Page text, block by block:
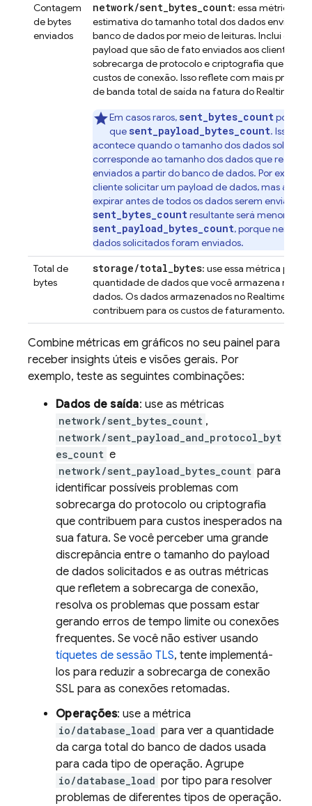
Contagem
de bytes
enviados
network/sent_bytes_count: essa métrica
estimativa do tamanho total dos dados enviados
banco de dados por meio de leituras. Inclui os
payload que são de fato enviados aos clientes,
sobrecarga de protocolo e criptografia que
custos de conexão. Isso reflete com mais
de banda total de saída na fatura doRealtime
Em casos raros, sent_bytes_countpode
que sent_payload_bytes_count. Isso
acontece quando o tamanho dos dados
corresponde ao tamanho dos dados que
enviados a partir do banco de dados. Por
cliente solicitar um payload de dados, mas a
expirar antes de todos os dados serem enviados,
sent_bytes_countresultante será menor que
sent_payload_bytes_count, porque nem
dados solicitados foram enviados.
Total de
bytes
storage/total_bytes: use essa métrica para
quantidade de dados que você armazena no
dados. Os dados armazenados noRealtime
contribuem para os custos de faturamento.
Combine métricas em gráficos no seu painel para
receber insights úteis e visões gerais. Por
exemplo, teste as seguintes combinações:
Dados de saída: use as métricas
network/sent_bytes_count ,
network/sent_payload_and_protocol_byt
es_count e
network/sent_payload_bytes_count para
identificar possíveis problemas com
sobrecarga do protocolo ou criptografia
que contribuem para custos inesperados na
sua fatura. Se você perceber uma grande
discrepância entre o tamanho do payload
de dados solicitados e as outras métricas
que refletem a sobrecarga de conexão,
resolva os problemas que possam estar
gerando erros de tempo limite ou conexões
frequentes. Se você não estiver usando
tíquetes de sessão TLS, tente implementá-
los para reduzir a sobrecarga de conexão
SSL para as conexões retomadas.
Operações: use a métrica
io/database_load para ver a quantidade
da carga total do banco de dados usada
para cada tipo de operação. Agrupe
io/database_load por tipo para resolver
problemas de diferentes tipos de operação.